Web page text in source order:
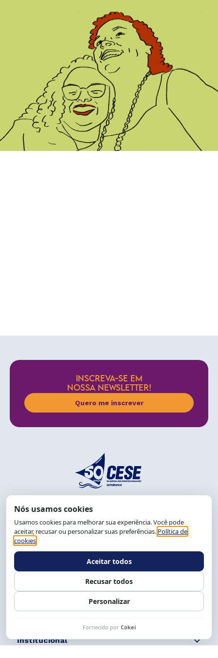
INSCREVA-SE EM
NOSSA NEWSLETTER!
Quero me inscrever
End.: R. da Graça, 150. Graça
CEP: 40.150-055
Salvador-BA, Brasil.
Tel.: (71) 2104-5457, Cel.: (71) 9 9239-2104 ou 2105
Expediente: 8h às 12h e 13 às 17h.
Siga nossas redes Fale conosco
Institucional